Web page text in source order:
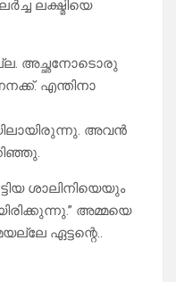
ലക്ഷ്മിയെ
അച്ഛനോടൊരു
എന്തിനാ
അവൻ
ശാലിനിയെയും
അമ്മയെ
ഏട്ടന്റെ..